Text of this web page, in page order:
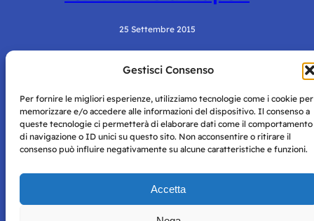
Gestisci Consenso
Per fornire le migliori esperienze, utilizziamo tecnologie come i cookie per
memorizzare e/o accedere alle informazioni del dispositivo. Il consenso a
queste tecnologie ci permetterà di elaborare dati come il comportamento
di navigazione o ID unici su questo sito. Non acconsentire o ritirare il
consenso può influire negativamente su alcune caratteristiche e funzioni.
Accetta
25 Settembre 2015
Napoli con autorizzazione numero 38 del 25/9/2019.
Tutte le immagini e i contenuti su questo sito sono forniti